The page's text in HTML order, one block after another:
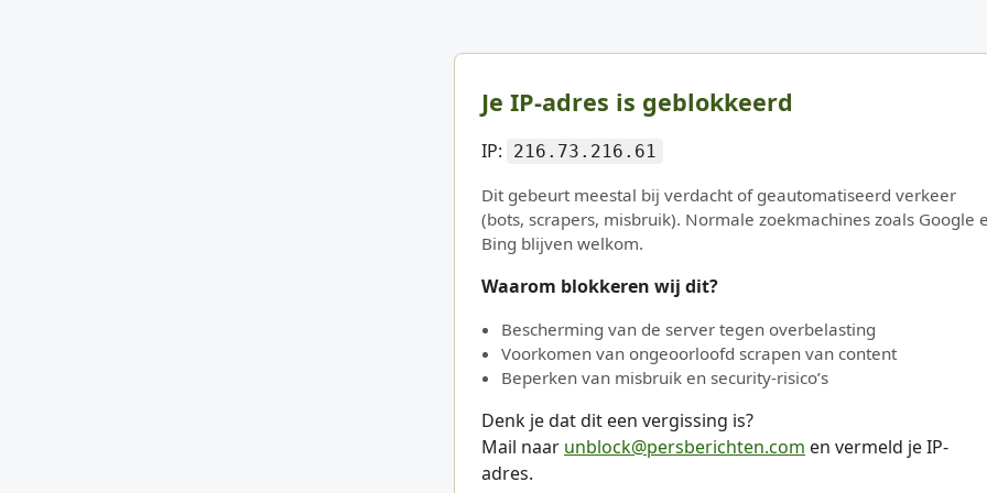
Je IP-adres is geblokkeerd
IP: 216.73.216.61
Dit gebeurt meestal bij verdacht of geautomatiseerd verkeer
(bots, scrapers, misbruik). Normale zoekmachines zoals Google
Bing blijven welkom.
Waarom blokkeren wij dit?
Bescherming van de server tegen overbelasting
Voorkomen van ongeoorloofd scrapen van content
Beperken van misbruik en security-risico’s
Denk je dat dit een vergissing is?
Mail naar unblock@persberichten.com en vermeld je IP-
adres.